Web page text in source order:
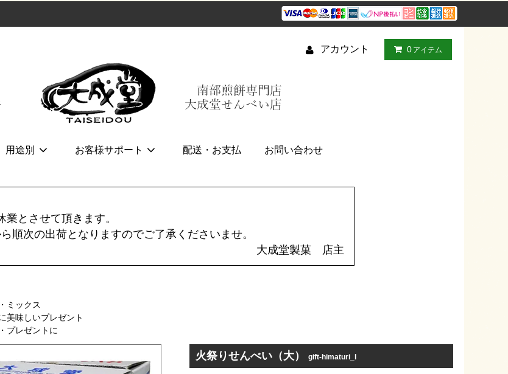
アカウント 0 アイテム
用途別 お客様サポート 配送・お支払 お問い合わせ
業とさせて頂きます。
順次の出荷となりますのでご了承くださいませ。
大成堂製菓 店主
ミックス
美味しいプレゼント
プレゼントに
火祭りせんべい（大）gift-himaturi_l